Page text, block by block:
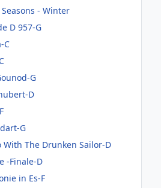
- Winter
D 957-G
C
G
D
G
With The Drunken Sailor-D
-Finale-D
in Es-F